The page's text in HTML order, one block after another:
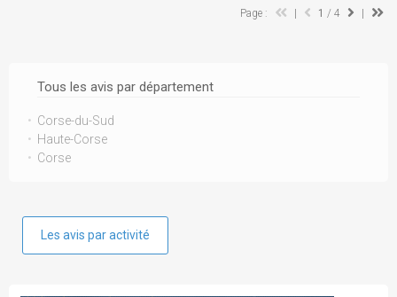
Tous les avis par département
Corse-du-Sud
Haute-Corse
Corse
Les avis par activité
Page : 1 / 4